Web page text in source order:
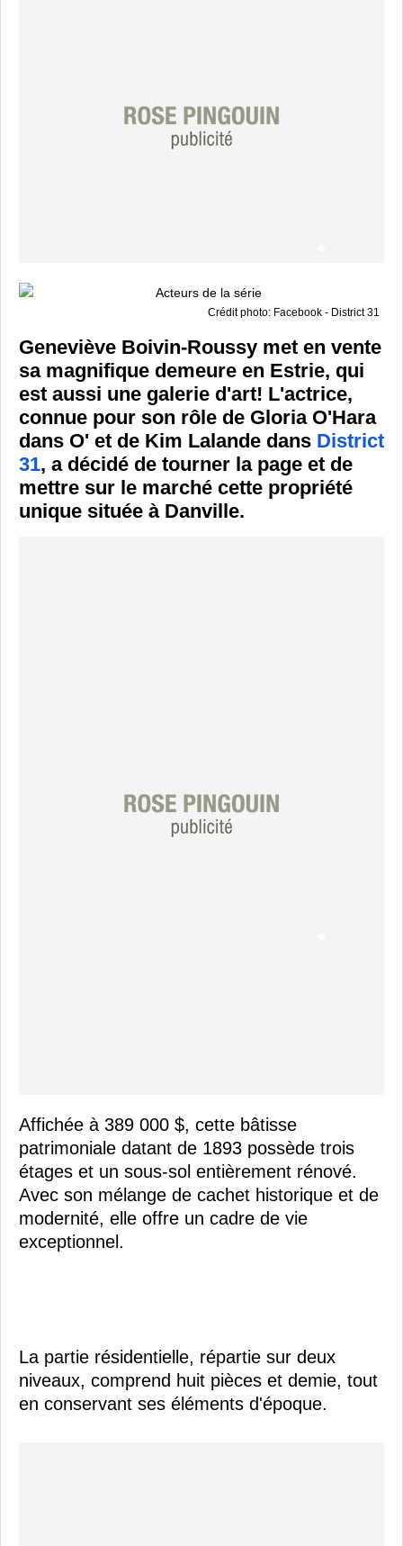
Crédit photo: Facebook - District 31
Geneviève Boivin-Roussy met en vente
sa magnifique demeure en Estrie, qui
est aussi une galerie d'art! L'actrice,
connue pour son rôle de Gloria O'Hara
dans O' et de Kim Lalande dans District
31, a décidé de tourner la page et de
mettre sur le marché cette propriété
unique située à Danville.
Affichée à 389 000 $, cette bâtisse
patrimoniale datant de 1893 possède trois
étages et un sous-sol entièrement rénové.
Avec son mélange de cachet historique et de
modernité, elle offre un cadre de vie
exceptionnel.
La partie résidentielle, répartie sur deux
niveaux, comprend huit pièces et demie, tout
en conservant ses éléments d'époque.